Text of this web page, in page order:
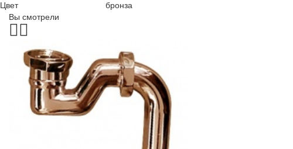
Цвет
бронза
Вы смотрели